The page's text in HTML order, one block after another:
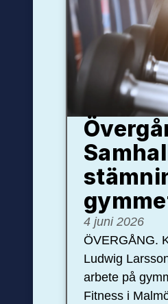
4 juni 2026
ÖVERGÅNG.
Ludwig
arbete på
Fitness i